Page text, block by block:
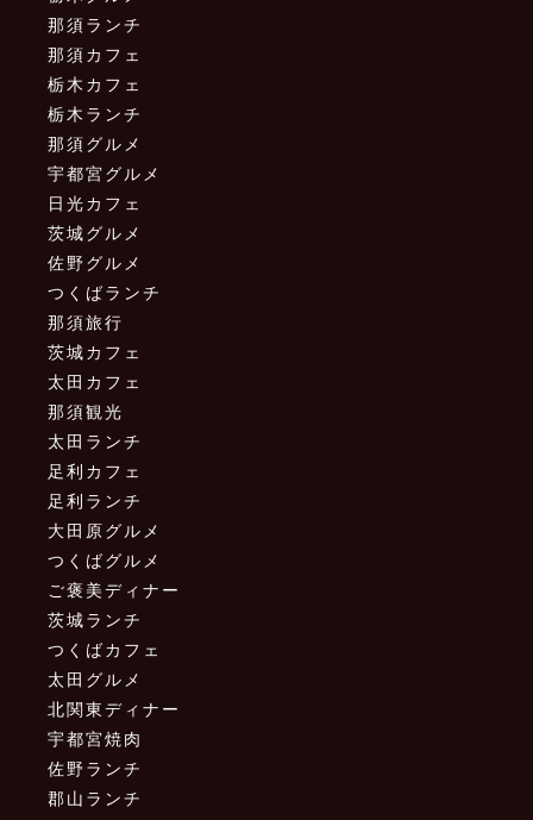
那須ランチ
那須カフェ
栃木カフェ
栃木ランチ
那須グルメ
宇都宮グルメ
日光カフェ
茨城グルメ
佐野グルメ
つくばランチ
那須旅行
茨城カフェ
太田カフェ
那須観光
太田ランチ
足利カフェ
足利ランチ
大田原グルメ
つくばグルメ
ご褒美ディナー
茨城ランチ
つくばカフェ
太田グルメ
北関東ディナー
宇都宮焼肉
佐野ランチ
郡山ランチ